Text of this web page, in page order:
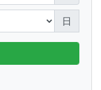
日